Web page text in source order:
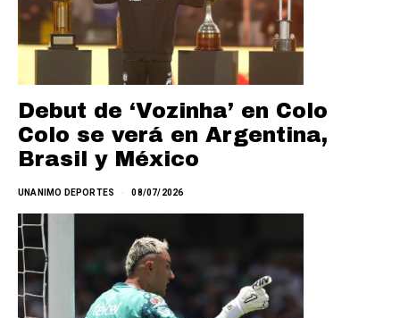
Debut de ‘Vozinha’ en Colo
Colo se verá en Argentina,
Brasil y México
UNANIMO DEPORTES 08/07/2026